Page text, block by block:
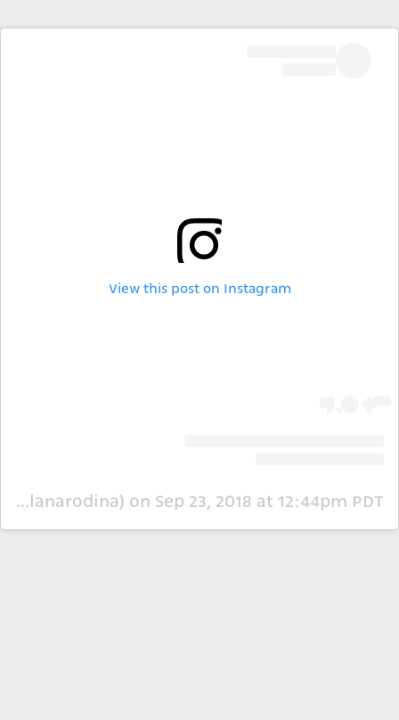
View this post on Instagram
A post shared by Ruslana Rodina (@ruslanarodina) on Sep 23, 2018 at 12:44pm PDT